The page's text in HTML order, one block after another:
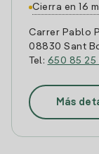
Cierra en 16
Carrer Pablo
08830 Sant
Tel: 650 85 25
Más